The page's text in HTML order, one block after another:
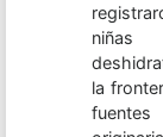
niñas
la